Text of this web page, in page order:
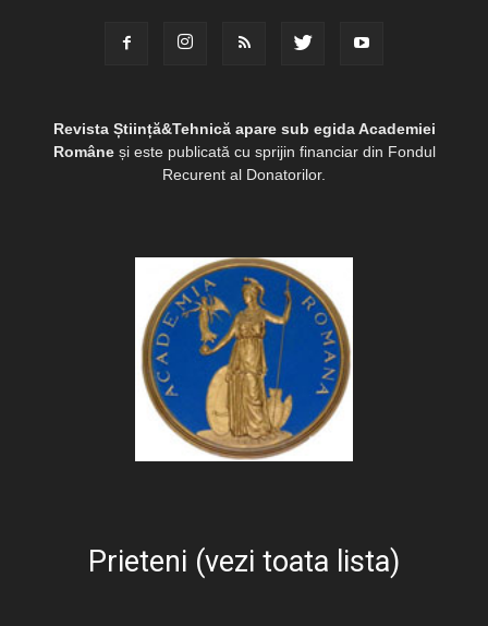
Revista Știință&Tehnică apare sub egida Academiei
Româneși este publicată cu sprijin financiar din Fondul
Recurent al Donatorilor.
Prieteni (vezi toata lista)